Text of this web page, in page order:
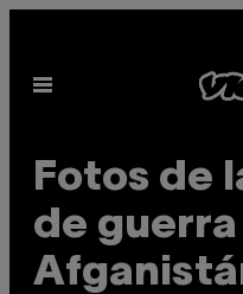
contenido
Abrir
Fotos de
de guerra